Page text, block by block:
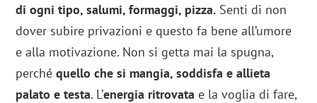
di ogni tipo, salumi, formaggi, pizza. Senti di non
dover subire privazioni e questo fa bene all’umore
e alla motivazione. Non si getta mai la spugna,
perchéquello che si mangia, soddisfa e allieta
palato e testa. L’energia ritrovata e la voglia di fare,